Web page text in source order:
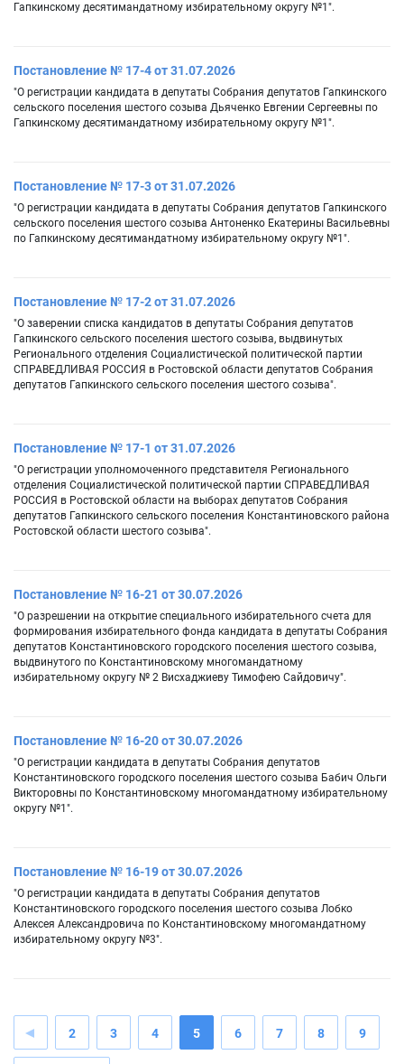
Гапкинскому десятимандатному избирательному округу №1".
Постановление № 17-4 от 31.07.2026
"О регистрации кандидата в депутаты Собрания депутатов Гапкинского
сельского поселения шестого созыва Дьяченко Евгении Сергеевны по
Гапкинскому десятимандатному избирательному округу №1".
Постановление № 17-3 от 31.07.2026
"О регистрации кандидата в депутаты Собрания депутатов Гапкинского
сельского поселения шестого созыва Антоненко Екатерины Васильевны
по Гапкинскому десятимандатному избирательному округу №1".
Постановление № 17-2 от 31.07.2026
"О заверении списка кандидатов в депутаты Собрания депутатов
Гапкинского сельского поселения шестого созыва, выдвинутых
Регионального отделения Социалистической политической партии
СПРАВЕДЛИВАЯ РОССИЯ в Ростовской области депутатов Собрания
депутатов Гапкинского сельского поселения шестого созыва".
Постановление № 17-1 от 31.07.2026
"О регистрации уполномоченного представителя Регионального
отделения Социалистической политической партии СПРАВЕДЛИВАЯ
РОССИЯ в Ростовской области на выборах депутатов Собрания
депутатов Гапкинского сельского поселения Константиновского района
Ростовской области шестого созыва".
Постановление № 16-21 от 30.07.2026
"О разрешении на открытие специального избирательного счета для
формирования избирательного фонда кандидата в депутаты Собрания
депутатов Константиновского городского поселения шестого созыва,
выдвинутого по Константиновскому многомандатному
избирательному округу № 2 Висхаджиеву Тимофею Сайдовичу".
Постановление № 16-20 от 30.07.2026
"О регистрации кандидата в депутаты Собрания депутатов
Константиновского городского поселения шестого созыва Бабич Ольги
Викторовны по Константиновскому многомандатному избирательному
округу №1".
Постановление № 16-19 от 30.07.2026
"О регистрации кандидата в депутаты Собрания депутатов
Константиновского городского поселения шестого созыва Лобко
Алексея Александровича по Константиновскому многомандатному
избирательному округу №3".
2 3 4 5 6 7 8 9